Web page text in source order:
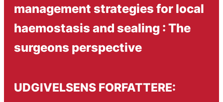
management strategies for local
haemostasis and sealing : The
surgeons perspective
UDGIVELSENS FORFATTERE: